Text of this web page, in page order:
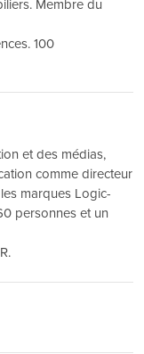
Membre du
100
et des médias,
comme directeur
marques Logic-
personnes et un